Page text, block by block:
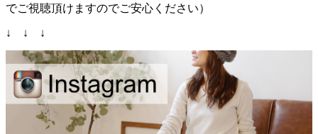
でご視聴頂けますのでご安心ください）
↓ ↓ ↓